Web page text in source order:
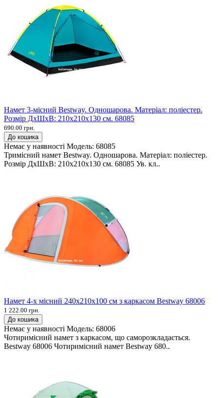
Намет 3-місний Bestway. Одношарова. Матеріал: поліестер.
Розмір ДхШхВ: 210х210х130 см. 68085
690.00 грн.
До кошика
Немає у наявності Модель: 68085
Тримісний намет Bestway. Одношарова. Матеріал: поліестер.
Розмір ДхШхВ: 210х210х130 см. 68085 Ув. кл..
Намет 4-х місний 240х210х100 см з каркасом Bestway 68006
1 222.00 грн.
До кошика
Немає у наявності Модель: 68006
Чотиримісний намет з каркасом, що саморозкладається.
Bestway 68006 Чотиримісний намет Bestway 680..